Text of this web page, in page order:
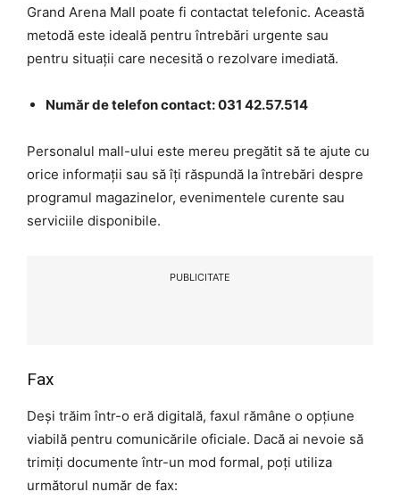
Grand Arena Mall poate fi contactat telefonic. Această
metodă este ideală pentru întrebări urgente sau
pentru situații care necesită o rezolvare imediată.
Număr de telefon contact: 031 42.57.514
Personalul mall-ului este mereu pregătit să te ajute cu
orice informații sau să îți răspundă la întrebări despre
programul magazinelor, evenimentele curente sau
serviciile disponibile.
PUBLICITATE
Fax
Deși trăim într-o eră digitală, faxul rămâne o opțiune
viabilă pentru comunicările oficiale. Dacă ai nevoie să
trimiți documente într-un mod formal, poți utiliza
următorul număr de fax: